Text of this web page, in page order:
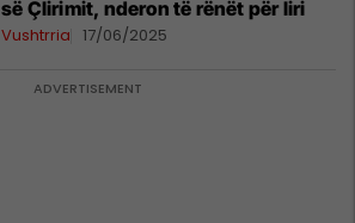
së Çlirimit, nderon të rënët për liri
Vushtrria 17/06/2025